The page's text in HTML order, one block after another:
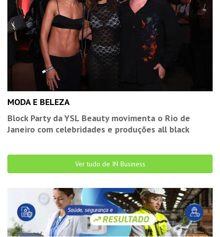
MODA E BELEZA
Block Party da YSL Beauty movimenta o Rio de
Janeiro com celebridades e produções all black
Ver tudo de IN Business